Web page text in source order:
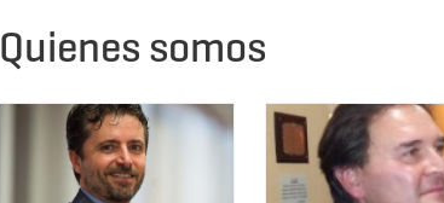
Quienes somos